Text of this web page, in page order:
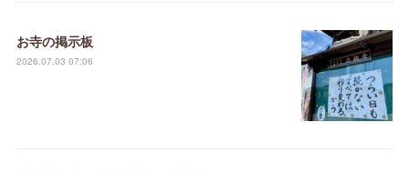
お寺の掲示板
2026.07.03 07:06